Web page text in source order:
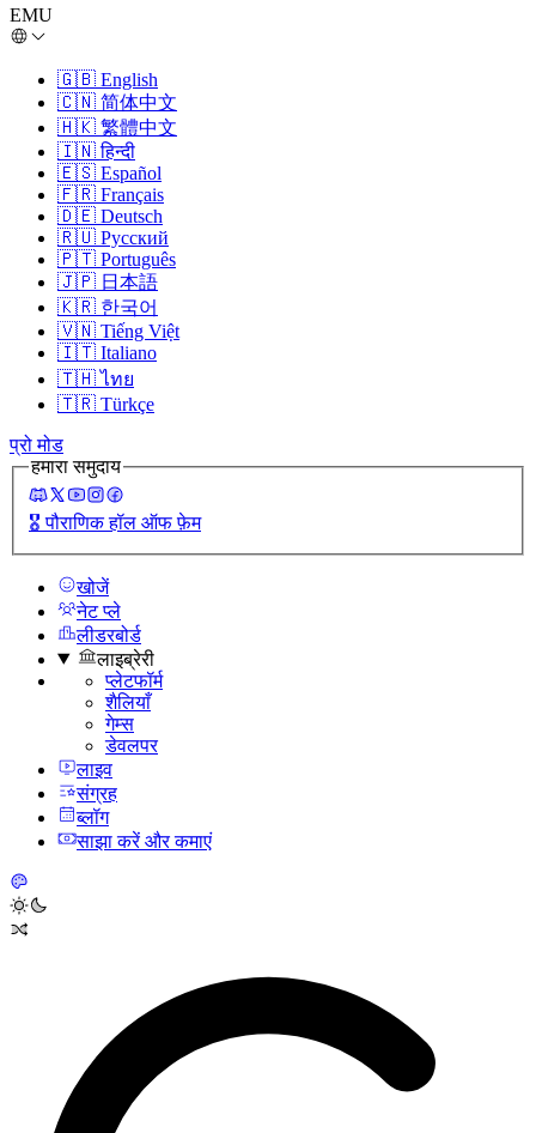
EMU
🇬🇧 English
🇨🇳 简体中文
🇭🇰 繁體中文
🇮🇳 हिन्दी
🇪🇸 Español
🇫🇷 Français
🇩🇪 Deutsch
🇷🇺 Русский
🇵🇹 Português
🇯🇵 日本語
🇰🇷 한국어
🇻🇳 Tiếng Việt
🇮🇹 Italiano
🇹🇭 ไทย
🇹🇷 Türkçe
प्रो मोड
हमारा समुदाय
🎖️पौराणिक हॉल ऑफ फ़ेम
खोजें
नेट प्ले
लीडरबोर्ड
लाइब्रेरी
प्लेटफॉर्म
शैलियाँ
गेम्स
डेवलपर
लाइव
संग्रह
ब्लॉग
साझा करें और कमाएं